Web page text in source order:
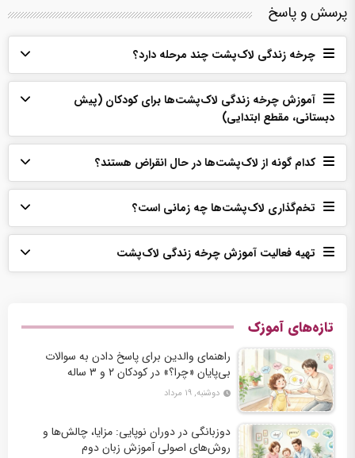
پرسش و پاسخ
چرخه زندگی لاک‌پشت چند مرحله دارد؟
آموزش چرخه زندگی لاک‌پشت‌ها برای کودکان (پیش
دبستانی، مقطع ابتدایی)
کدام گونه از لاک‌پشت‌ها در حال انقراض هستند؟
تخم‌گذاری لاک‌پشت‌ها چه زمانی است؟
تهیه فعالیت آموزش چرخه زندگی لاک‌پشت
تازه‌های آموزک
راهنمای والدین برای پاسخ دادن به سوالات
بی‌پایان «چرا؟» در کودکان ۲ و ۳ ساله
دوشنبه, ۱۹ مرداد
دوزبانگی در دوران نوپایی: مزایا، چالش‌ها و
روش‌های اصولی آموزش زبان دوم